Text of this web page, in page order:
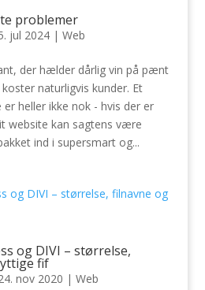
problemer
jul 2024| Web
der hælder dårlig vin på pænt
naturligvis kunder. Et
heller ikke nok - hvis der er
website kan sagtens være
ind i supersmart og...
og DIVI – størrelse,
fif
nov 2020 | Web